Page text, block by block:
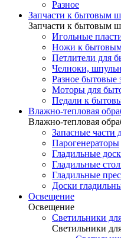
Разное
Запчасти к бытовым
Запчасти к бытовым
Игольные
Ножи к
Петлители для
Челноки,
Разное бытовые
Моторы для
Педали к
Влажно-тепловая
Влажно-тепловая
Запасные части
Парогенераторы
Гладильные
Гладильные
Гладильные
Доски
Освещение
Освещение
Светильники
Светильники